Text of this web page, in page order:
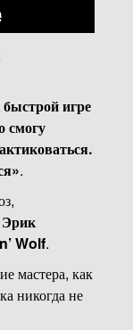
игре
смогу
.
Эрик
Wolf.
мастера, как
никогда не